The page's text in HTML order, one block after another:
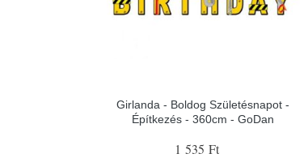
Girlanda - Boldog Születésnapot -
Építkezés - 360cm - GoDan
1 535 Ft